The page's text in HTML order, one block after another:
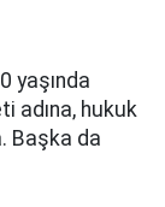
yaşında
adına, hukuk
Başka da